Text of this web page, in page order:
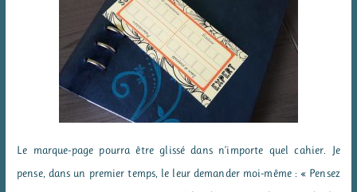
Le marque-page pourra être glissé dans n’importe quel cahier. Je
pense, dans un premier temps, le leur demander moi-même : « Pensez